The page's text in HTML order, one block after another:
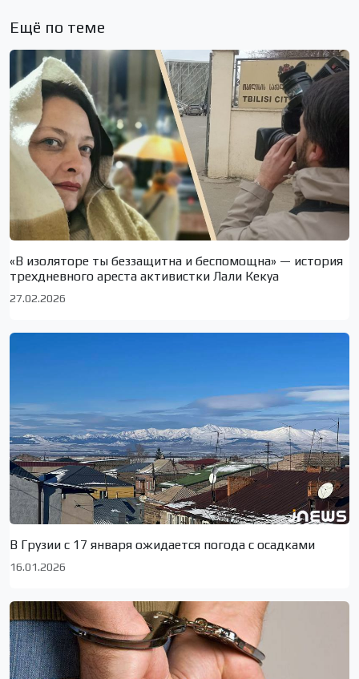
Ещё по теме
«В изоляторе ты беззащитна и беспомощна» — история
трехдневного ареста активистки Лали Кекуа
27.02.2026
В Грузии с 17 января ожидается погода с осадками
16.01.2026